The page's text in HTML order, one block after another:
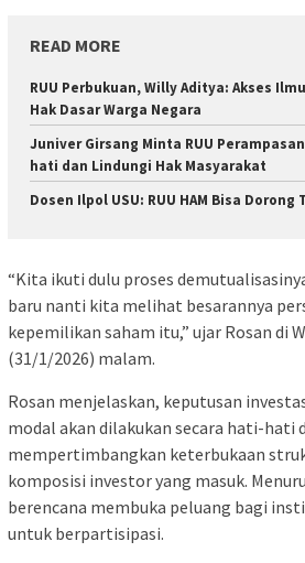
READ MORE
RUU Perbukuan, Willy Aditya: Akses
Hak Dasar Warga Negara
Juniver Girsang Minta RUU
hati dan Lindungi Hak Masyarakat
Dosen Ilpol USU: RUU HAM Bisa
“Kita ikuti dulu proses
baru nanti kita melihat besarannya
kepemilikan saham itu,” ujar Rosan di
(31/1/2026) malam.
Rosan menjelaskan, keputusan
modal akan dilakukan secara hati-hati
mempertimbangkan keterbukaan
komposisi investor yang masuk.
berencana membuka peluang bagi
untuk berpartisipasi.